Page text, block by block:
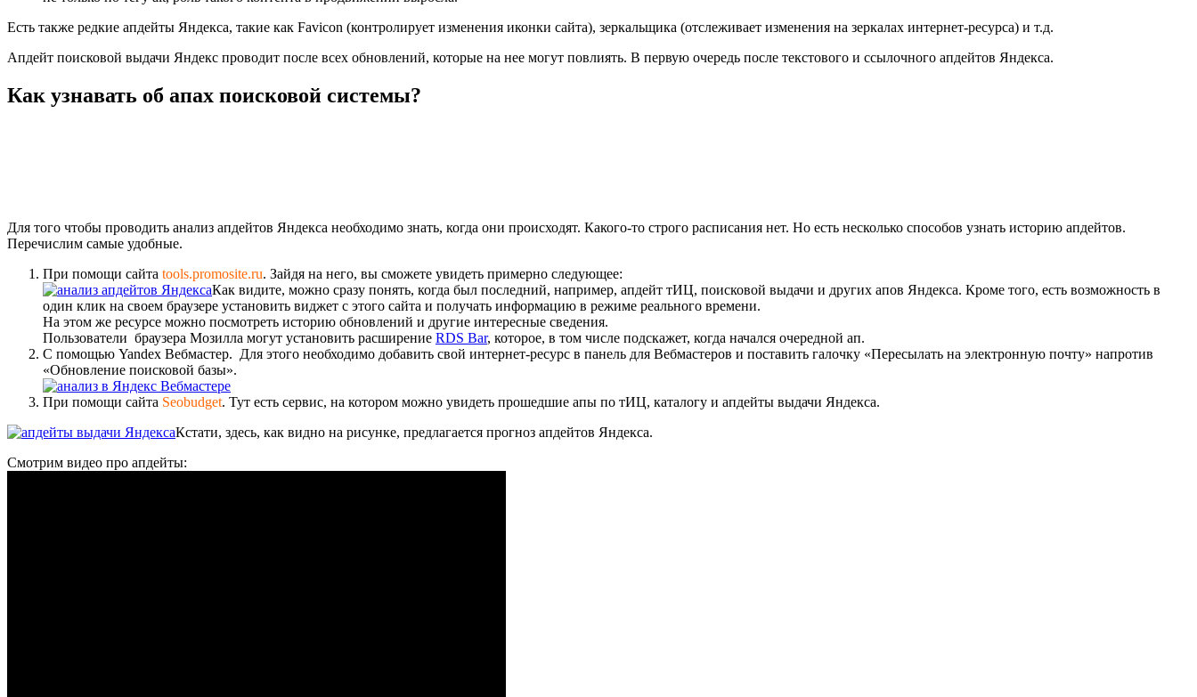
Есть также редкие апдейты Яндекса, такие как Favicon (контролирует изменения иконки сайта), зеркальщика (отслеживает изменения на зеркалах интернет-ресурса) и т.д.
Апдейт поисковой выдачи Яндекс проводит после всех обновлений, которые на нее могут повлиять. В первую очередь после текстового и ссылочного апдейтов Яндекса.
Как узнавать об апах поисковой системы?
Для того чтобы проводить анализ апдейтов Яндекса необходимо знать, когда они происходят. Какого-то строго расписания нет. Но есть несколько способов узнать историю апдейтов.
Перечислим самые удобные.
При помощи сайта tools.promosite.ru. Зайдя на него, вы сможете увидеть примерно следующее:
Как видите, можно сразу понять, когда был последний, например, апдейт тИЦ, поисковой выдачи и других апов Яндекса. Кроме того, есть возможность в
один клик на своем браузере установить виджет с этого сайта и получать информацию в режиме реального времени.
На этом же ресурсе можно посмотреть историю обновлений и другие интересные сведения.
Пользователи браузера Мозилла могут установить расширение RDS Bar, которое, в том числе подскажет, когда начался очередной ап.
С помощью Yandex Вебмастер. Для этого необходимо добавить свой интернет-ресурс в панель для Вебмастеров и поставить галочку «Пересылать на электронную почту» напротив
«Обновление поисковой базы».
При помощи сайта Seobudget. Тут есть сервис, на котором можно увидеть прошедшие апы по тИЦ, каталогу и апдейты выдачи Яндекса.
Кстати, здесь, как видно на рисунке, предлагается прогноз апдейтов Яндекса.
Смотрим видео про апдейты: